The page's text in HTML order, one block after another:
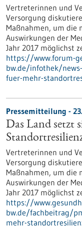
Vertreterinnen und
Versorgung
Maßnahmen, um die
Auswirkungen der
Jahr 2017 möglichst
https://www.forum-
bw.de/infothek/
fuer-mehr-
Pressemitteilung -
Das Land setzt
Vertreterinnen und
Versorgung
Maßnahmen, um die
Auswirkungen der
Jahr 2017 möglichst
https://
bw.de/fachbeitrag/
mehr-